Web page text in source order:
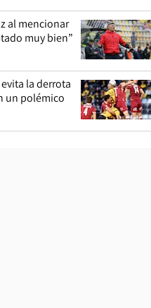
al mencionar
muy bien”
la derrota
un polémico